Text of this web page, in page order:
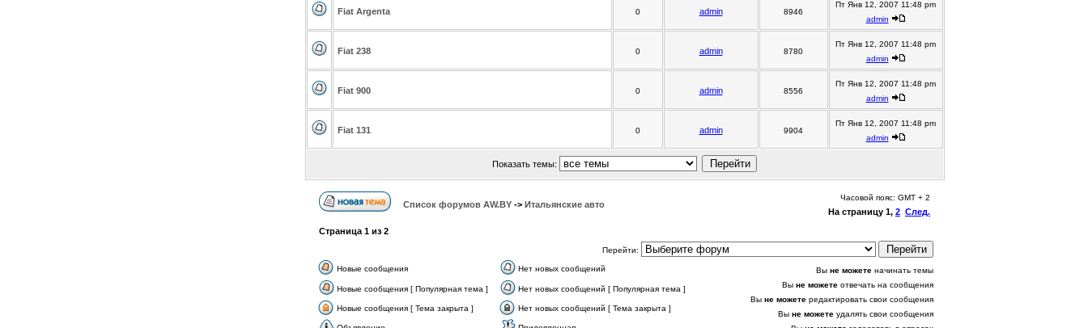
Fiat Argenta 0 admin 8946
Пт Янв 12, 2007 11:48 pm
admin
Fiat 238 0 admin 8780
Пт Янв 12, 2007 11:48 pm
admin
Fiat 900 0 admin 8556
Пт Янв 12, 2007 11:48 pm
admin
Fiat 131 0 admin 9904
Пт Янв 12, 2007 11:48 pm
admin
Показать темы:
Список форумов АW.BY -> Итальянские авто
Часовой пояс: GMT + 2
На страницу 1, 2 След.
Страница 1 из 2
Перейти:
Новые сообщения Нет новых сообщений
Новые сообщения [ Популярная тема ] Нет новых сообщений [ Популярная тема ]
Новые сообщения [ Тема закрыта ] Нет новых сообщений [ Тема закрыта ]
Вы не можете начинать темы
Вы не можете отвечать на сообщения
Вы не можете редактировать свои сообщения
Вы не можете удалять свои сообщения